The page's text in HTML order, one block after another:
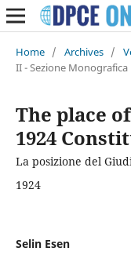
Home / Archives /
II - Sezione Monografica
The place
1924
La posizione del
1924
Selin Esen